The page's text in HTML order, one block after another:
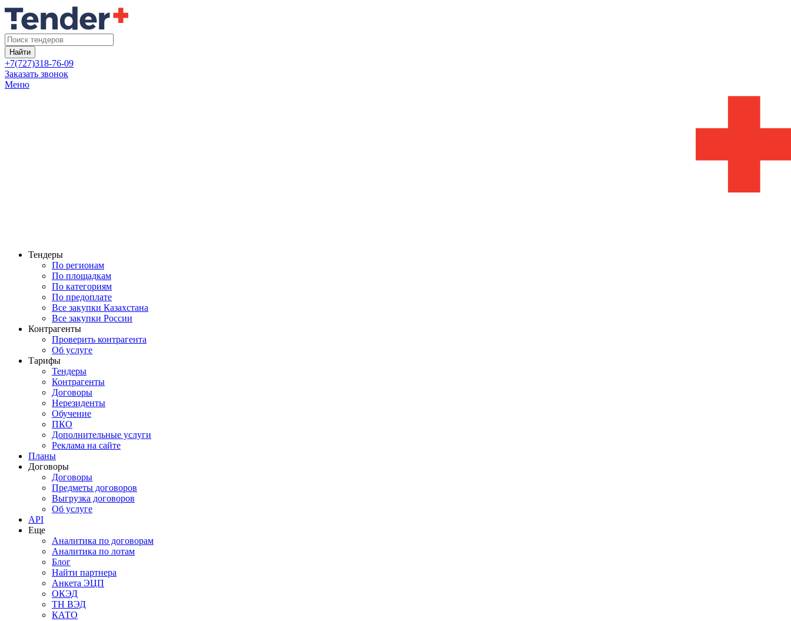
Найти
+7(727)318-76-09
Заказать звонок
Меню
Тендеры
По регионам
По площадкам
По категориям
По предоплате
Все закупки Казахстана
Все закупки России
Контрагенты
Проверить контрагента
Об услуге
Тарифы
Тендеры
Контрагенты
Договоры
Нерезиденты
Обучение
ПКО
Дополнительные услуги
Реклама на сайте
Планы
Договоры
Договоры
Предметы договоров
Выгрузка договоров
Об услуге
API
Еще
Аналитика по договорам
Аналитика по лотам
Блог
Найти партнера
Анкета ЭЦП
ОКЭД
ТН ВЭД
КАТО